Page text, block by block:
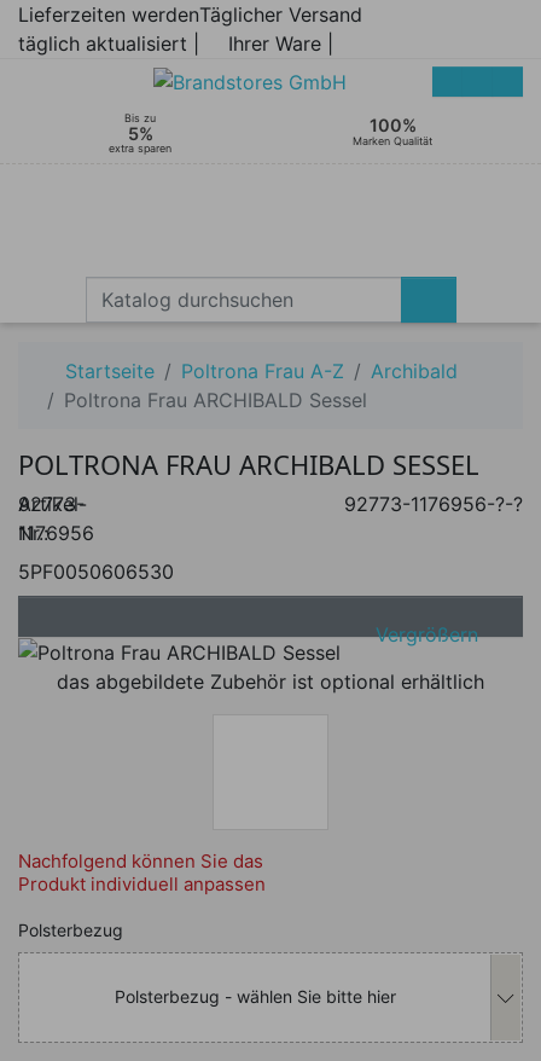
Lieferzeiten werden
täglich aktualisiert |
Täglicher Versand
Ihrer Ware |
Bis zu
5%
extra sparen
100%
Marken Qualität
Startseite Poltrona Frau A-Z
Archibald
Poltrona Frau ARCHIBALD Sessel
POLTRONA FRAU ARCHIBALD SESSEL
Artikel-
Nr.:
5PF0050606530
92773-
1176956
92773-1176956-?-?
Vergrößern
das abgebildete Zubehör ist optional erhältlich
Nachfolgend können Sie das
Produkt individuell anpassen
Nachfolgend können Sie das
Polsterbezug
Polsterbezug - wählen Sie bitte hier